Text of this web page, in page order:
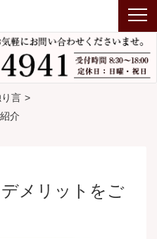
T
o
g
g
言
介
メリットをご